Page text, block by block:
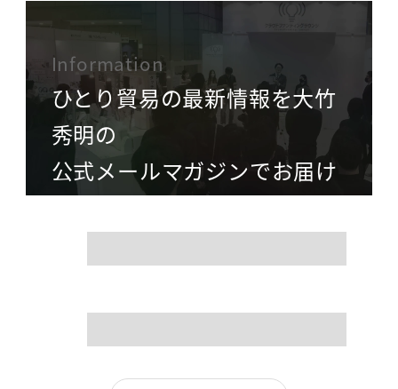
Information
ひとり貿易の最新情報を大竹
秀明の
公式メールマガジンでお届け